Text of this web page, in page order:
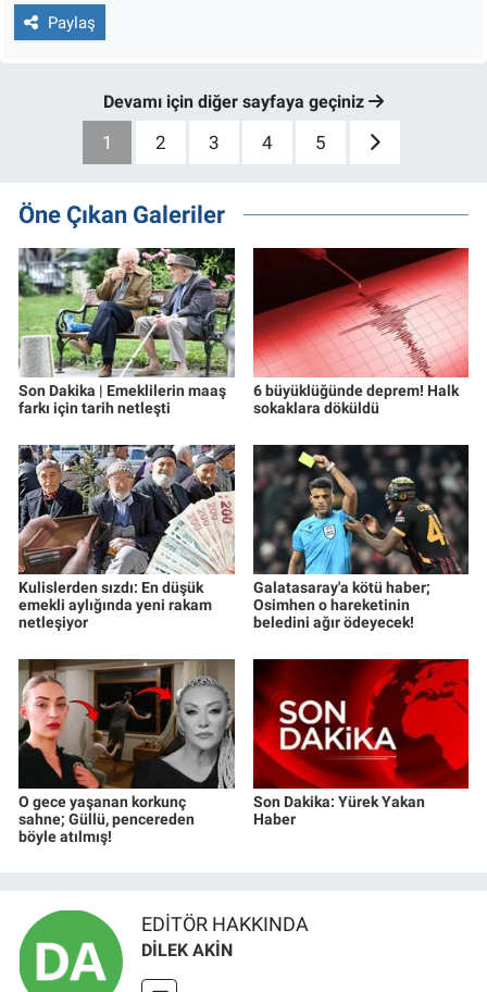
Paylaş
Devamı için diğer sayfaya geçiniz
1 2 3 4 5
Öne Çıkan Galeriler
Son Dakika | Emeklilerin maaş
farkı için tarih netleşti
6 büyüklüğünde deprem! Halk
sokaklara döküldü
Kulislerden sızdı: En düşük
emekli aylığında yeni rakam
netleşiyor
Galatasaray'a kötü haber;
Osimhen o hareketinin
beledini ağır ödeyecek!
O gece yaşanan korkunç
sahne; Güllü, pencereden
böyle atılmış!
Son Dakika: Yürek Yakan
Haber
EDITÖR HAKKINDA
DİLEK AKİN